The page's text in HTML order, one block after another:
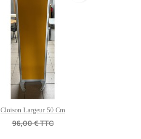
Cloison Largeur 50 Cm
96,00 € TTC